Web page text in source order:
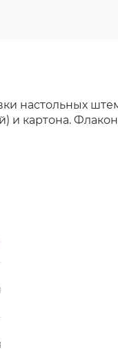
настольных
картона.